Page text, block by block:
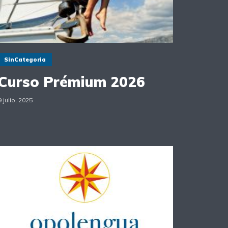
SinCategoria
Prémium 2026
julio, 2025